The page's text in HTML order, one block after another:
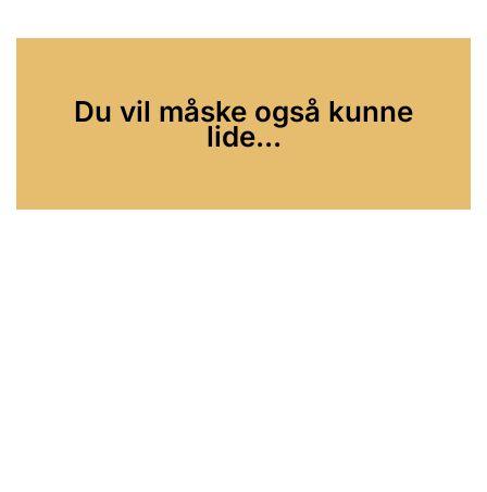
Du vil måske også kunne
lide...